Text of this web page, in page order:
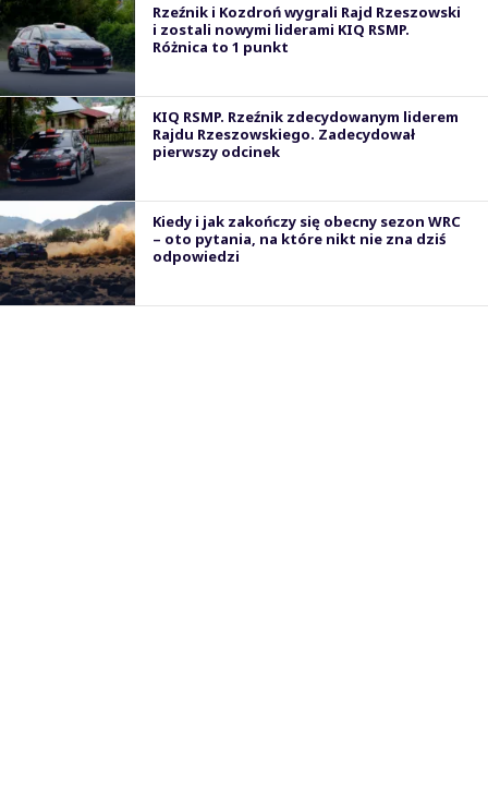
Rzeźnik i Kozdroń wygrali Rajd Rzeszowski
i zostali nowymi liderami KIQ RSMP.
Różnica to 1 punkt
KIQ RSMP. Rzeźnik zdecydowanym liderem
Rajdu Rzeszowskiego. Zadecydował
pierwszy odcinek
Kiedy i jak zakończy się obecny sezon WRC
– oto pytania, na które nikt nie zna dziś
odpowiedzi